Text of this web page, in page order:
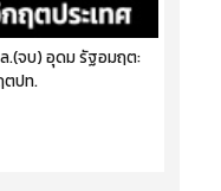
.(จบ) อุดม รัฐอมฤต:
ตปท.